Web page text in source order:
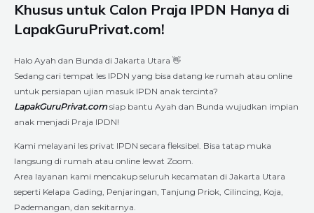
Khusus untuk Calon Praja IPDN Hanya di
LapakGuruPrivat.com!
Halo Ayah dan Bunda di Jakarta Utara 👋
Sedang cari tempat les IPDN yang bisa datang ke rumah atau online
untuk persiapan ujian masuk IPDN anak tercinta?
LapakGuruPrivat.comsiap bantu Ayah dan Bunda wujudkan impian
anak menjadi Praja IPDN!
Kami melayani les privat IPDN secara fleksibel. Bisa tatap muka
langsung di rumah atau online lewat Zoom.
Area layanan kami mencakup seluruh kecamatan di Jakarta Utara
seperti Kelapa Gading, Penjaringan, Tanjung Priok, Cilincing, Koja,
Pademangan, dan sekitarnya.